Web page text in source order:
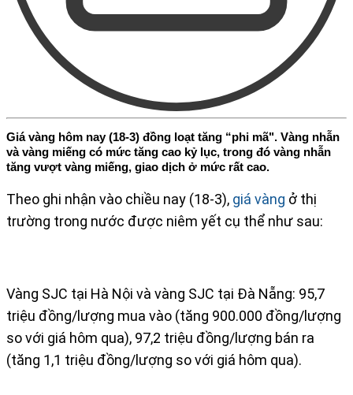
Giá vàng hôm nay (18-3) đồng loạt tăng “phi mã". Vàng nhẫn
và vàng miếng có mức tăng cao kỷ lục, trong đó vàng nhẫn
tăng vượt vàng miếng, giao dịch ở mức rất cao.
Theo ghi nhận vào chiều nay (18-3), giá vàng ở thị
trường trong nước được niêm yết cụ thể như sau:
Vàng SJC tại Hà Nội và vàng SJC tại Đà Nẵng: 95,7
triệu đồng/lượng mua vào (tăng 900.000 đồng/lượng
so với giá hôm qua), 97,2 triệu đồng/lượng bán ra
(tăng 1,1 triệu đồng/lượng so với giá hôm qua).